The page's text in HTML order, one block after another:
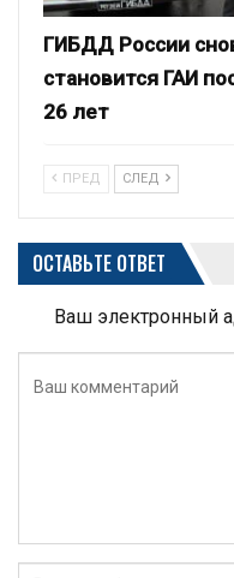
ГИБДД России
становится ГАИ
26 лет
ПРЕД СЛЕД
ОСТАВЬТЕ ОТВЕТ
Ваш электронный